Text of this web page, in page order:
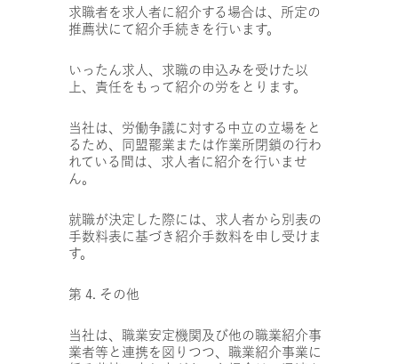
求職者を求人者に紹介する場合は、所定の
推薦状にて紹介手続きを行います。
いったん求人、求職の申込みを受けた以
上、責任をもって紹介の労をとります。
当社は、労働争議に対する中立の立場をと
るため、同盟罷業または作業所閉鎖の行わ
れている間は、求人者に紹介を行いませ
ん。
就職が決定した際には、求人者から別表の
手数料表に基づき紹介手数料を申し受けま
す。
第 4. その他
当社は、職業安定機関及び他の職業紹介事
業者等と連携を図りつつ、職業紹介事業に